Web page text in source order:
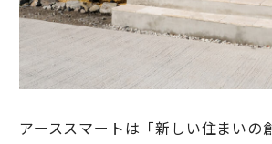
アーススマートは「新しい住まいの